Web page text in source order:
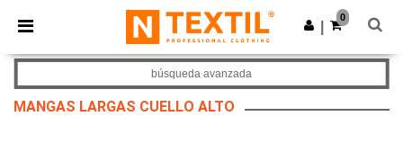
× App de Ntextil
¡Mejores precios en app!
Descargar app
0
MANGAS LARGAS CUELLO ALTO
búsqueda avanzada